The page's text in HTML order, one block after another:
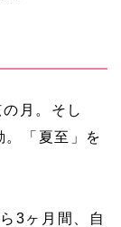
月。そし
「夏至」を
3ヶ月間、自